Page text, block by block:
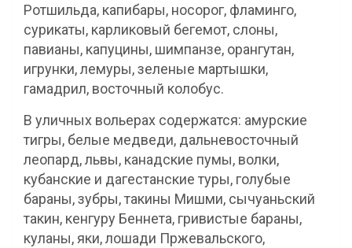
Ротшильда, капибары, носорог, фламинго,
сурикаты, карликовый бегемот, слоны,
павианы, капуцины, шимпанзе, орангутан,
игрунки, лемуры, зеленые мартышки,
гамадрил, восточный колобус.
В уличных вольерах содержатся: амурские
тигры, белые медведи, дальневосточный
леопард, львы, канадские пумы, волки,
кубанские и дагестанские туры, голубые
бараны, зубры, такины Мишми, сычуаньский
такин, кенгуру Беннета, гривистые бараны,
куланы, яки, лошади Пржевальского,